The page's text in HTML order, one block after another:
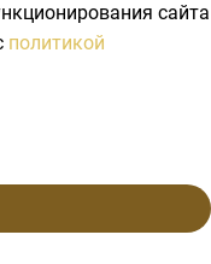
сайта
политикой